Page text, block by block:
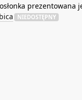
prezentowana
NIEDOSTĘPNY